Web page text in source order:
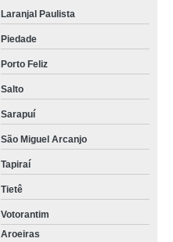
Laranjal Paulista
Piedade
Porto Feliz
Salto
Sarapuí
São Miguel Arcanjo
Tapiraí
Tietê
Votorantim
Aroeiras